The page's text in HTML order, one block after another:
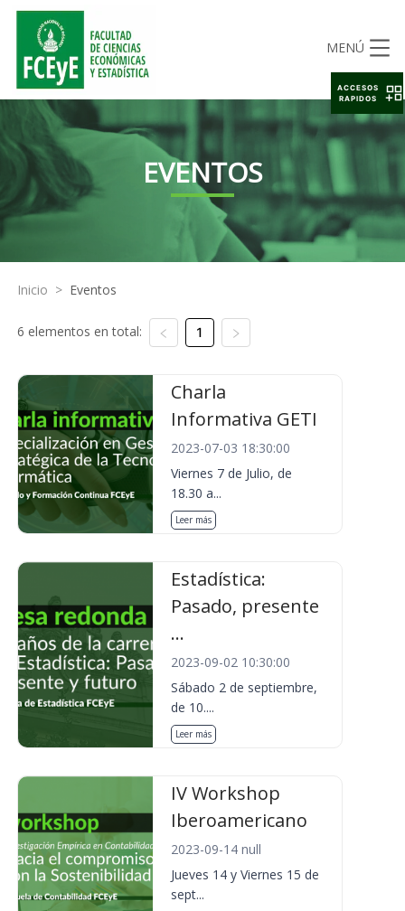
MENÚ
EVENTOS
Inicio > Eventos
6 elementos en total: 1
Charla
Informativa GETI
2023-07-03 18:30:00
Viernes 7 de Julio, de
18.30 a...
Leer más
Estadística:
Pasado, presente
...
2023-09-02 10:30:00
Sábado 2 de septiembre,
de 10....
Leer más
IV Workshop
Iberoamericano
2023-09-14 null
Jueves 14 y Viernes 15 de
sept...
ACCESOS
RAPIDOS